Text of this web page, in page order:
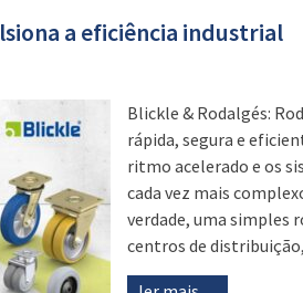
a eficiência industrial
Blickle & Rodalgés:
rápida, segura e
ritmo acelerado e os
cada vez mais
verdade, uma simples
centros de distribuição,